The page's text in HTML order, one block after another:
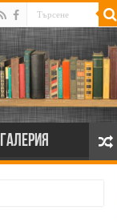
Галерия